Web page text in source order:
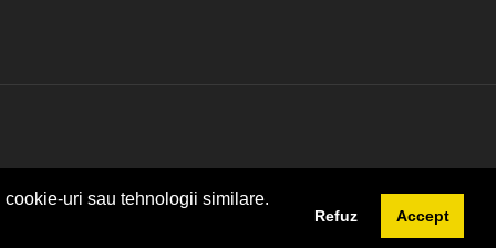
uri sau tehnologii similare.
Refuz Accept